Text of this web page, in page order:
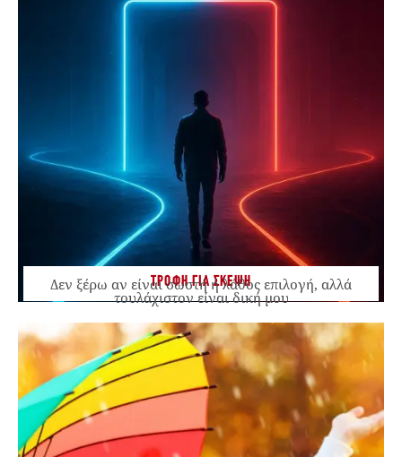
ΤΡΟΦΗ ΓΙΑ ΣΚΕΨΗ
Δεν ξέρω αν είναι σωστή ή λάθος επιλογή, αλλά
τουλάχιστον είναι δική μου